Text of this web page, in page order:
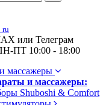
или Телеграм
ПТ 10:00 - 18:00
массажеры
и массажеры:
Shuboshi & Comfort